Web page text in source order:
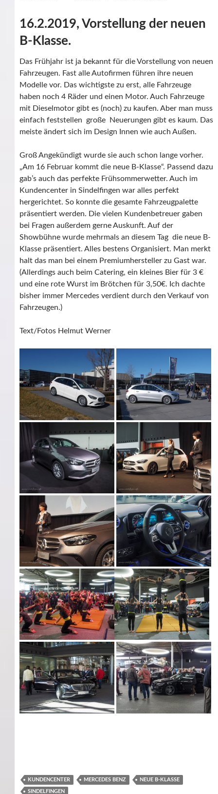
16.2.2019, Vorstellung der neuen
B-Klasse.
Das Frühjahr ist ja bekannt für die Vorstellung von neuen
Fahrzeugen. Fast alle Autofirmen führen ihre neuen
Modelle vor. Das wichtigste zu erst, alle Fahrzeuge
haben noch 4 Räder und einen Motor. Auch Fahrzeuge
mit Dieselmotor gibt es (noch) zu kaufen. Aber man muss
einfach feststellen große Neuerungen gibt es kaum. Das
meiste ändert sich im Design Innen wie auch Außen.
Groß Angekündigt wurde sie auch schon lange vorher.
„Am 16 Februar kommt die neue B-Klasse“. Passend dazu
gab’s auch das perfekte Frühsommerwetter. Auch im
Kundencenter in Sindelfingen war alles perfekt
hergerichtet. So konnte die gesamte Fahrzeugpalette
präsentiert werden. Die vielen Kundenbetreuer gaben
bei Fragen außerdem gerne Auskunft. Auf der
Showbühne wurde mehrmals an diesem Tag die neue B-
Klasse präsentiert. Alles bestens Organisiert. Man merkt
halt das man bei einem Premiumhersteller zu Gast war.
(Allerdings auch beim Catering, ein kleines Bier für 3 €
und eine rote Wurst im Brötchen für 3,50€. Ich dachte
bisher immer Mercedes verdient durch den Verkauf von
Fahrzeugen.)
Text/Fotos Helmut Werner
KUNDENCENTER MERCEDES BENZ NEUE B-KLASSE
SINDELFINGEN